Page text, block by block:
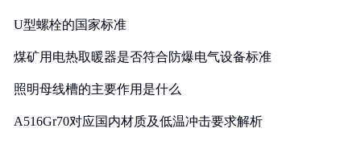
U型螺栓的国家标准
煤矿用电热取暖器是否符合防爆电气设备标准
照明母线槽的主要作用是什么
A516Gr70对应国内材质及低温冲击要求解析